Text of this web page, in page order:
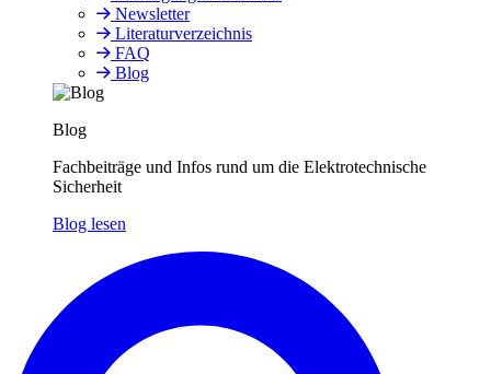
Newsletter
Literaturverzeichnis
FAQ
Blog
Blog
Fachbeiträge und Infos rund um die Elektrotechnische
Sicherheit
Blog lesen